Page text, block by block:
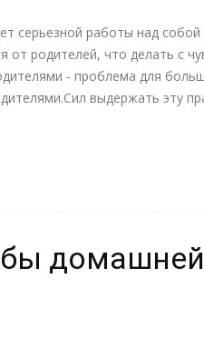
серьезной работы над
родителей, что делать с
- проблема для
выдержать эту
домашней